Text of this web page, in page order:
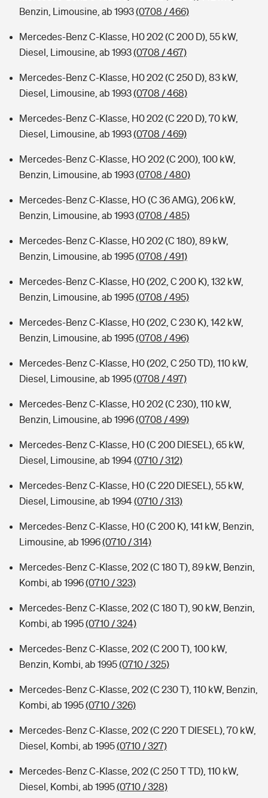
Typklassen: So ist Ihr Auto eingestuft
Sie haben Fragen?
Benzin, Limousine, ab 1993(0708 / 466)
Mercedes-Benz C-Klasse, H0 202 (C 200 D), 55 kW,
Diesel, Limousine, ab 1993(0708 / 467)
Mercedes-Benz C-Klasse, H0 202 (C 250 D), 83 kW,
Diesel, Limousine, ab 1993(0708 / 468)
Mercedes-Benz C-Klasse, H0 202 (C 220 D), 70 kW,
Diesel, Limousine, ab 1993(0708 / 469)
Mercedes-Benz C-Klasse, HO 202 (C 200), 100 kW,
Benzin, Limousine, ab 1993(0708 / 480)
Mercedes-Benz C-Klasse, HO (C 36 AMG), 206 kW,
Benzin, Limousine, ab 1993(0708 / 485)
Mercedes-Benz C-Klasse, H0 202 (C 180), 89 kW,
Benzin, Limousine, ab 1995(0708 / 491)
Mercedes-Benz C-Klasse, H0 (202, C 200 K), 132 kW,
Benzin, Limousine, ab 1995(0708 / 495)
Mercedes-Benz C-Klasse, H0 (202, C 230 K), 142 kW,
Benzin, Limousine, ab 1995(0708 / 496)
Mercedes-Benz C-Klasse, H0 (202, C 250 TD), 110 kW,
Diesel, Limousine, ab 1995(0708 / 497)
Mercedes-Benz C-Klasse, H0 202 (C 230), 110 kW,
Benzin, Limousine, ab 1996(0708 / 499)
Mercedes-Benz C-Klasse, H0 (C 200 DIESEL), 65 kW,
Diesel, Limousine, ab 1994(0710 / 312)
Mercedes-Benz C-Klasse, H0 (C 220 DIESEL), 55 kW,
Diesel, Limousine, ab 1994(0710 / 313)
Mercedes-Benz C-Klasse, H0 (C 200 K), 141 kW, Benzin,
Limousine, ab 1996(0710 / 314)
Mercedes-Benz C-Klasse, 202 (C 180 T), 89 kW, Benzin,
Kombi, ab 1996(0710 / 323)
Mercedes-Benz C-Klasse, 202 (C 180 T), 90 kW, Benzin,
Kombi, ab 1995(0710 / 324)
Mercedes-Benz C-Klasse, 202 (C 200 T), 100 kW,
Benzin, Kombi, ab 1995(0710 / 325)
Mercedes-Benz C-Klasse, 202 (C 230 T), 110 kW, Benzin,
Kombi, ab 1995(0710 / 326)
Mercedes-Benz C-Klasse, 202 (C 220 T DIESEL), 70 kW,
Diesel, Kombi, ab 1995(0710 / 327)
Mercedes-Benz C-Klasse, 202 (C 250 T TD), 110 kW,
Diesel, Kombi, ab 1995(0710 / 328)